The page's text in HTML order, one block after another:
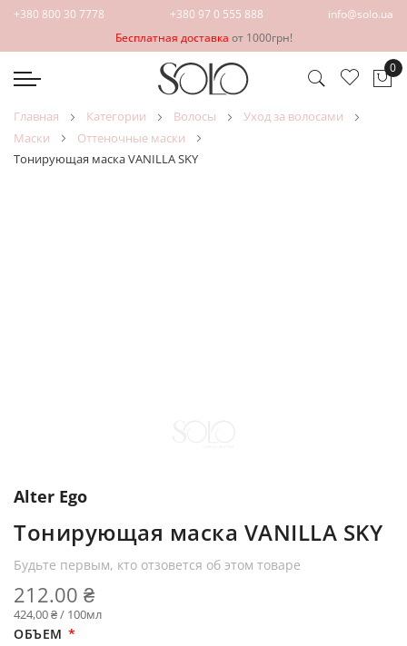
+380 800 30 7778 +380 97 0 555 888
info@solo.ua
Бесплатная доставка от 1000грн!
0
главная категории волосы
уход за волосами
маски
оттеночные маски
Тонирующая маска VANILLA SKY
Alter Ego
Тонирующая маска VANILLA SKY
Будьте первым, кто отзовется об этом товаре
212.00 ₴
424,00 ₴ / 100мл
ОБЪЕМ